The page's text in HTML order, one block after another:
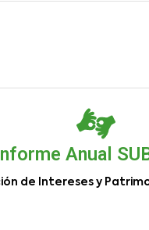
Anual
de Intereses y